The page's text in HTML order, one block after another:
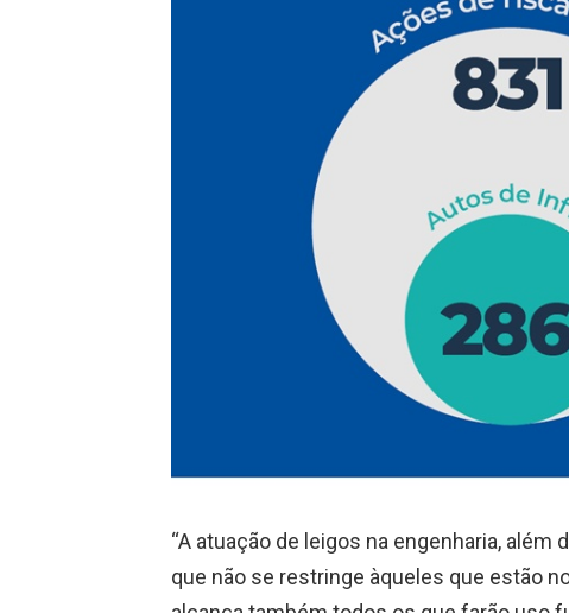
“A atuação de leigos na engenharia,
que não se restringe àqueles que estão